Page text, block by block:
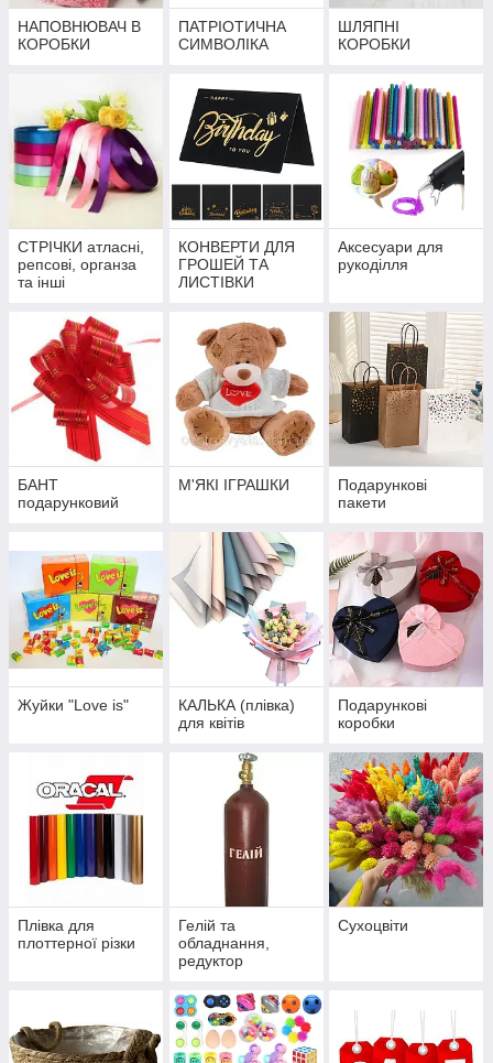
НАПОВНЮВАЧ В
КОРОБКИ
ПАТРІОТИЧНА
СИМВОЛІКА
ШЛЯПНІ
КОРОБКИ
СТРІЧКИ атласні,
репсові, органза
та інші
КОНВЕРТИ ДЛЯ
ГРОШЕЙ ТА
ЛИСТІВКИ
Аксесуари для
рукоділля
БАНТ
подарунковий
М'ЯКІ ІГРАШКИ
Подарункові
пакети
Жуйки "Love is"
КАЛЬКА (плівка)
для квітів
Подарункові
коробки
Плівка для
плоттерної різки
Гелій та
обладнання,
редуктор
Сухоцвіти